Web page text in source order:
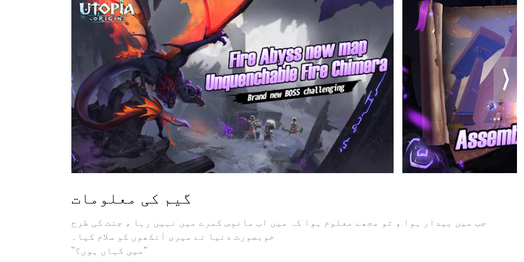
گیم کی معلومات
جب میں بیدار ہوا ، تو مجھے معلوم ہوا کہ میں اب مانوس کمرے میں نہیں رہا ، جنت کی طرح
خوبصورت دنیا نے میری آنکھوں کو سلام کیا۔
"میں کہاں ہوں؟"